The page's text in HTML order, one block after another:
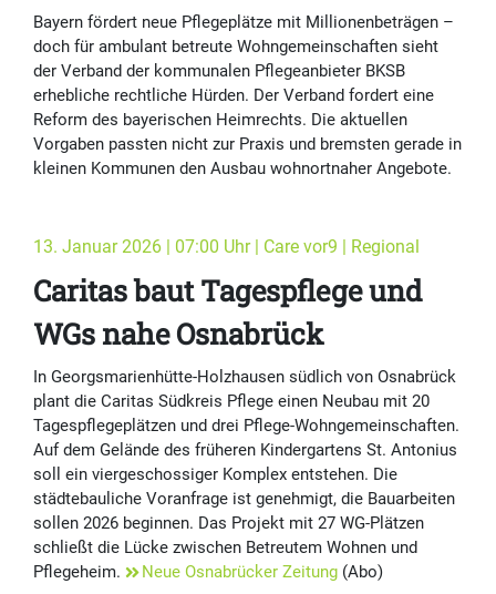
Bayern fördert neue Pflegeplätze mit Millionenbeträgen –
doch für ambulant betreute Wohngemeinschaften sieht
der Verband der kommunalen Pflegeanbieter BKSB
erhebliche rechtliche Hürden. Der Verband fordert eine
Reform des bayerischen Heimrechts. Die aktuellen
Vorgaben passten nicht zur Praxis und bremsten gerade in
kleinen Kommunen den Ausbau wohnortnaher Angebote.
13. Januar 2026 | 07:00 Uhr | Care vor9 | Regional
Caritas baut Tagespflege und
WGs nahe Osnabrück
In Georgsmarienhütte-Holzhausen südlich von Osnabrück
plant die Caritas Südkreis Pflege einen Neubau mit 20
Tagespflegeplätzen und drei Pflege-Wohngemeinschaften.
Auf dem Gelände des früheren Kindergartens St. Antonius
soll ein viergeschossiger Komplex entstehen. Die
städtebauliche Voranfrage ist genehmigt, die Bauarbeiten
sollen 2026 beginnen. Das Projekt mit 27 WG-Plätzen
schließt die Lücke zwischen Betreutem Wohnen und
Pflegeheim.
Neue Osnabrücker Zeitung (Abo)